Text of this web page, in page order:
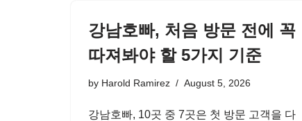
강남호빠, 처음 방문 전에 꼭
따져봐야 할 5가지 기준
by Harold Ramirez August 5, 2026
강남호빠, 10곳 중 7곳은 첫 방문 고객을 다